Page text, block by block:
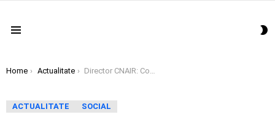
You are here:
Home Actualitate Director CNAIR: Consiliul Naţional de Soluţionare a Contestaţiilor a respins astăzi şi ultimele 3 contestaţii formulate împotriva atribuirii contractului de proiectare şi execuţie a lotului 3 al DEx Suceava – Siret, proiect SAFE / Ce urmează
ACTUALITATE SOCIAL